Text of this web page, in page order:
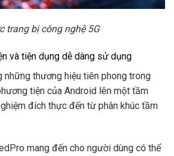
trang bị công nghệ 5G
và tiện dụng dễ dàng sử dụng
những thương hiệu tiên phong trong
tiện của Android lên một tầm
đích thực đến từ phân khúc tầm
mang đến cho người dùng có thể